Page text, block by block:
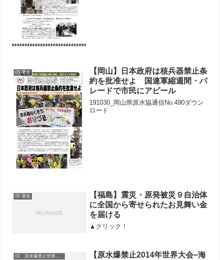
05 署名
【岡山】日本政府は核兵器禁止条
約を批准せよ 国連軍縮週間・パ
レードで市民にアピール
191030_岡山県原水協通信No.490ダウン
ロード
05 署名
【福島】震災・原発被災９自治体
に全国から寄せられたお見舞い金
を届ける
▲クリック！
01 原水爆禁止世界大会
【原水爆禁止2014年世界大会−海